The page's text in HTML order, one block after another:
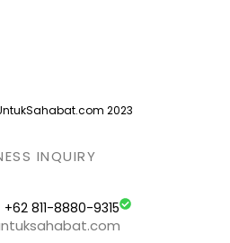
2023
INQUIRY
+62 811-8880-9315